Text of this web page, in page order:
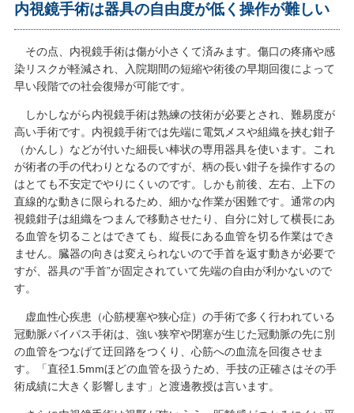
内視鏡手術は器具の自由度が低く操作が難しい
その点、内視鏡手術は傷が小さくて済みます。傷口の疼痛や感
染リスクが軽減され、入院期間の短縮や術後の早期回復によって
早い段階での社会復帰が可能です。
しかしながら内視鏡手術は熟練の技術が必要とされ、難易度が
高い手術です。内視鏡手術では先端に電気メスや組織を挟む鉗子
（かんし）などが付いた細長い棒状の専用器具を使います。これ
が術者の手の代わりとなるのですが、柄の長い鉗子を操作するの
はとても不安定でやりにくいのです。しかも前後、左右、上下の
直線的な動きに限られるため、細かな作業が困難です。通常の内
視鏡鉗子は組織をつまんで移動させたり、自分に対して横長にあ
る血管を切ることはできても、縦長にある血管を切る作業はでき
ません。臓器の向きは変えられないので手首を返す動きが必要で
すが、器具の“手首”が固定されていて先端の自由が利かないので
す。
虚血性心疾患（心筋梗塞や狭心症）の手術で多く行われている
冠動脈バイパス手術は、強い狭窄や閉塞が生じた冠動脈の先に別
の血管をつなげて迂回路をつくり、心筋への血流を回復させま
す。「直径1.5mmほどの血管を扱うため、手技の正確さはその手
術成績に大きく影響します」と渡邊教授は言います。